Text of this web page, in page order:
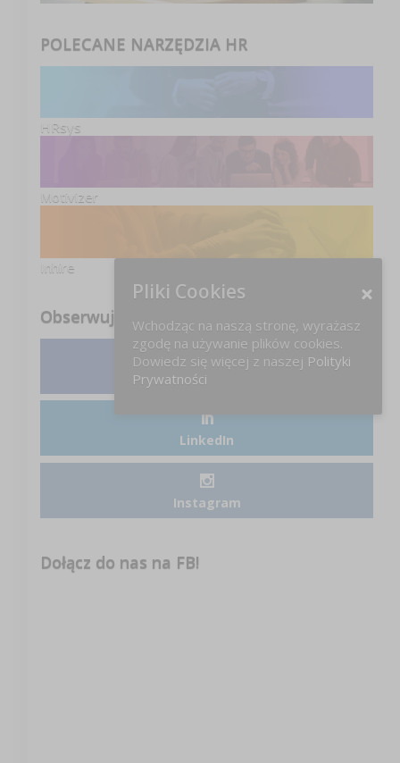
POLECANE NARZĘDZIA HR
HRsys
Motivizer
Inhire
Obserwuj nas
Facebook
LinkedIn
Instagram
Dołącz do nas na FB!
Pliki Cookies
Wchodząc na naszą stronę, wyrażasz
zgodę na używanie plików cookies.
Dowiedz się więcej z naszej Polityki
Prywatności